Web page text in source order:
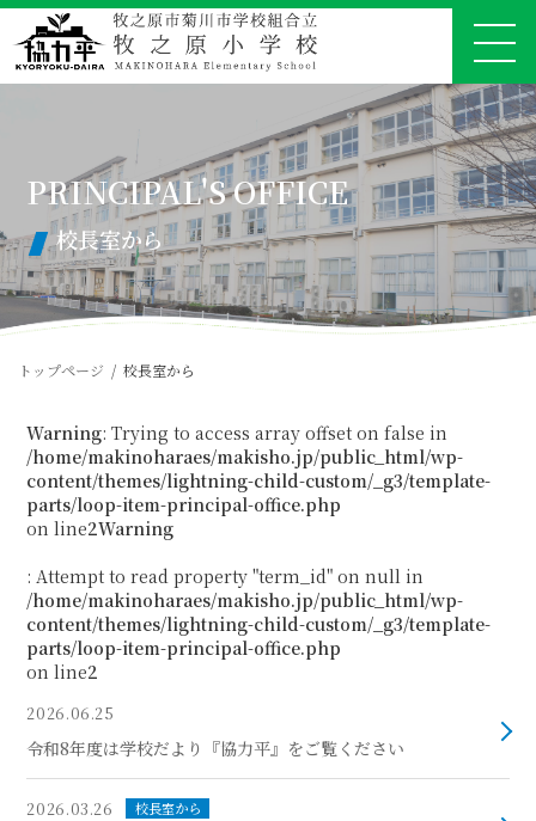
コ
ン
プ
ナ
ー
動
校長室から
トップページ 校長室から
Warning: Trying to access array offset on false in
/home/makinoharaes/makisho.jp/public_html/wp-
content/themes/lightning-child-custom/_g3/template-
parts/loop-item-principal-office.php
on line2Warning
: Attempt to read property "term_id" on null in
/home/makinoharaes/makisho.jp/public_html/wp-
content/themes/lightning-child-custom/_g3/template-
parts/loop-item-principal-office.php
on line2
2026.06.25
令和8年度は学校だより『協力平』をご覧ください
2026.03.26 校長室から